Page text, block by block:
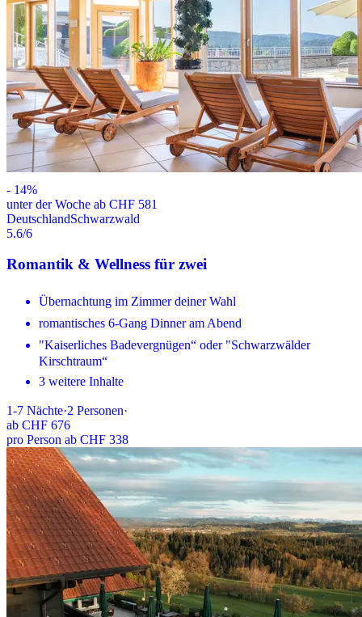
- 14%
unter der Woche ab CHF 581
DeutschlandSchwarzwald
5.6/6
Romantik & Wellness für zwei
Übernachtung im Zimmer deiner Wahl
romantisches 6-Gang Dinner am Abend
"Kaiserliches Badevergnügen“ oder "Schwarzwälder
Kirschtraum“
3 weitere Inhalte
1-7 Nächte·2 Personen·
ab CHF 676
pro Person ab CHF 338